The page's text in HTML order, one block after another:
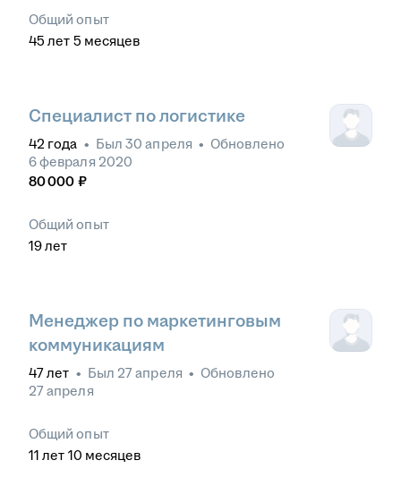
Общий опыт
45 лет 5 месяцев
Специалист по логистике
42 года • Был 30 апреля • Обновлено
6 февраля 2020
80 000 ₽
Общий опыт
19лет
Менеджер по маркетинговым
коммуникациям
47лет • Был 27 апреля • Обновлено
27 апреля
Общий опыт
11 лет 10 месяцев